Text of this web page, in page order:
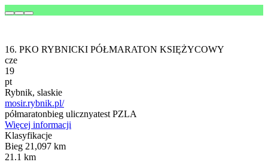
16. PKO RYBNICKI PÓŁMARATON KSIĘŻYCOWY
cze
19
pt
Rybnik, slaskie
mosir.rybnik.pl/
półmaratonbieg ulicznyatest PZLA
Więcej informacji
Klasyfikacje
Bieg 21,097 km
21.1 km